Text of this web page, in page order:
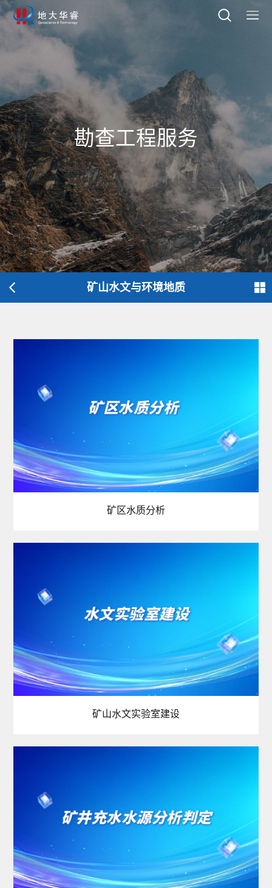
勘查工程服务
矿山水文与环境地质
矿区水质分析
矿山水文实验室建设